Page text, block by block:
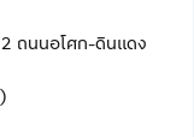
ถนนอโศก-ดินแดง